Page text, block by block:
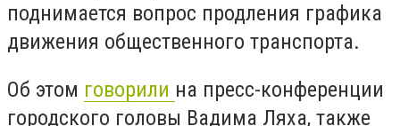
поднимается вопрос продления графика
движения общественного транспорта.
Об этом говорили на пресс-конференции
городского головы Вадима Ляха, также